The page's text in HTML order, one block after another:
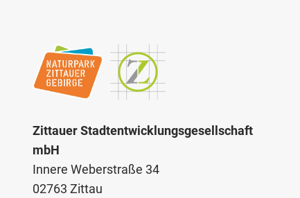
Zittauer Stadtentwicklungsgesellschaft
mbH
Innere Weberstraße 34
02763 Zittau